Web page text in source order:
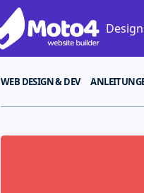
WEB DESIGN & DEV